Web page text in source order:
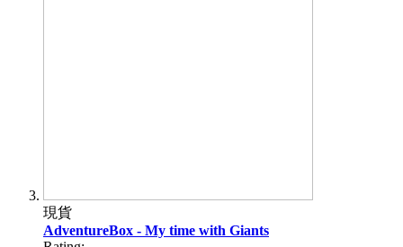
現貨
AdventureBox - My time with Giants